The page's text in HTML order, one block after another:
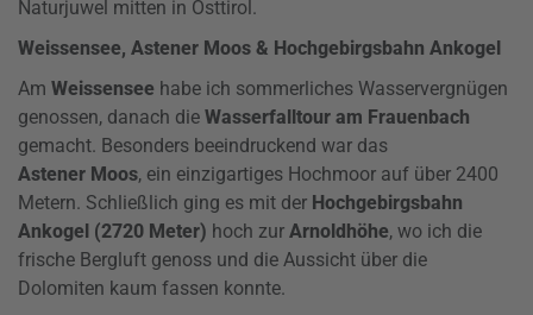
Naturjuwel mitten in Osttirol.
Weissensee, Astener Moos & Hochgebirgsbahn Ankogel
Am Weissensee habe ich sommerliches Wasservergnügen
genossen, danach die Wasserfalltour am Frauenbach
gemacht. Besonders beeindruckend war das
Astener Moos, ein einzigartiges Hochmoor auf über 2400
Metern. Schließlich ging es mit der Hochgebirgsbahn
Ankogel (2720 Meter) hoch zur Arnoldhöhe, wo ich die
frische Bergluft genoss und die Aussicht über die
Dolomiten kaum fassen konnte.